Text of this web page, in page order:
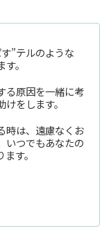
”テルのような
。
る原因を一緒に考
をします。
時は、遠慮なくお
いつでもあなたの
す。